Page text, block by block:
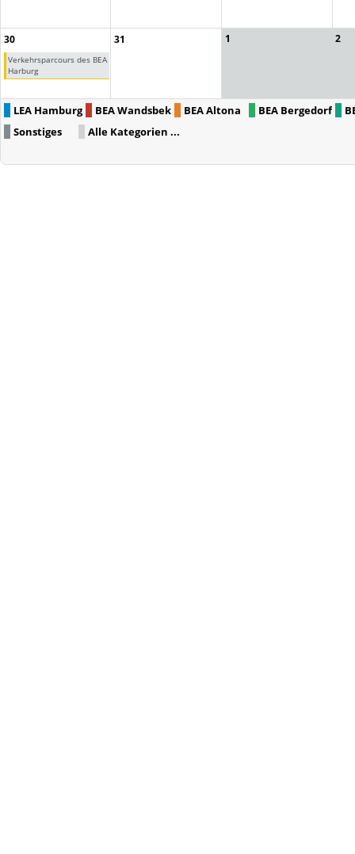
30
Verkehrsparcours des BEA
Harburg
31 1 2
LEA Hamburg BEA Wandsbek BEA Altona BEA Bergedorf
Sonstiges
Alle Kategorien ...